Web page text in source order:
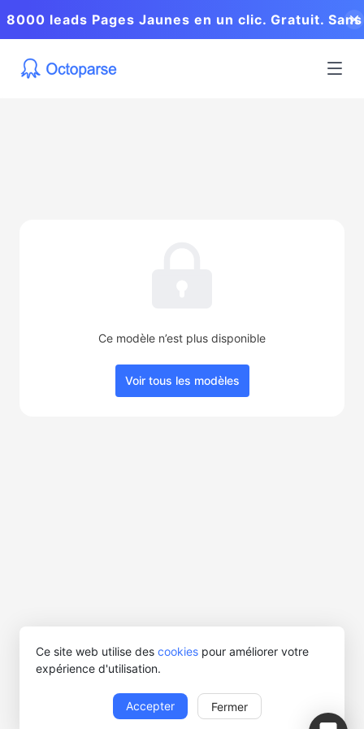
Ce site web utilise des cookies pour améliorer votre
expérience d'utilisation.
Accepter Fermer
8000 leads Pages Jaunes en un clic. Gratuit. Sans
Ce modèle n’est plus disponible
Voir tous les modèles